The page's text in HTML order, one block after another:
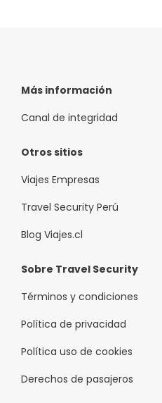
Más información
Canal de integridad
Otros sitios
Viajes Empresas
Travel Security Perú
Blog Viajes.cl
Sobre Travel Security
Términos y condiciones
Política de privacidad
Política uso de cookies
Derechos de pasajeros